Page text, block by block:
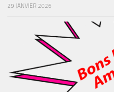
29 JANVIER 2026